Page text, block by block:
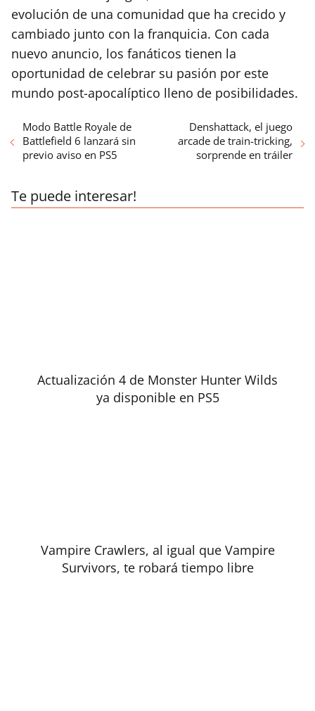
evolución de una comunidad que ha crecido y
cambiado junto con la franquicia. Con cada
nuevo anuncio, los fanáticos tienen la
oportunidad de celebrar su pasión por este
mundo post-apocalíptico lleno de posibilidades.
Modo Battle Royale de
Battlefield 6 lanzará sin
previo aviso en PS5
Denshattack, el juego
arcade de train-tricking,
sorprende en tráiler
Te puede interesar!
Actualización 4 de Monster Hunter Wilds
ya disponible en PS5
Vampire Crawlers, al igual que Vampire
Survivors, te robará tiempo libre